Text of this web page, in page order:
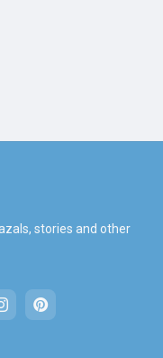
stories and other